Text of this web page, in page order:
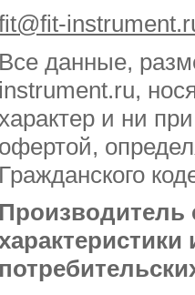
Все данные,
instrument.ru,
и ни
офертой,
Гражданского
Производитель